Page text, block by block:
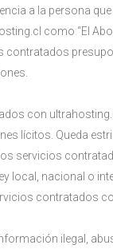
a la persona
como “El
contratados
con
lícitos. Queda
servicios
local, nacional o
contratados
ilegal,